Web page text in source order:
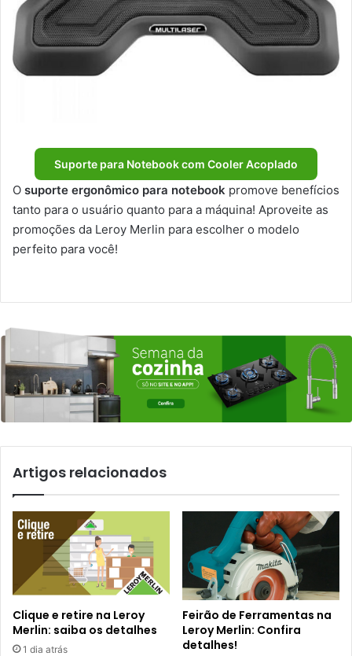
Suporte para Notebook com Cooler Acoplado
O suporte ergonômico para notebook promove benefícios
tanto para o usuário quanto para a máquina! Aproveite as
promoções da Leroy Merlin para escolher o modelo
perfeito para você!
Artigos relacionados
Clique e retire na Leroy
Merlin: saiba os detalhes
1 dia atrás
Feirão de Ferramentas na
Leroy Merlin: Confira
detalhes!